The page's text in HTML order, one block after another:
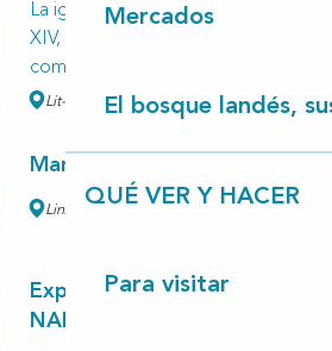
Mercados
El bosque landés,
QUÉ VER Y HACER
Para visitar
La iglesia, construida en el siglo
XIV, era una iglesia defensiva,
como puede verse...
Lit-et-Mixe
Marché nocturne artisanal
Linxe
Exposition photos
NALOPHO